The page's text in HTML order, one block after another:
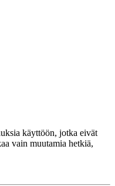
käyttöön, jotka eivät
vain muutamia hetkiä,